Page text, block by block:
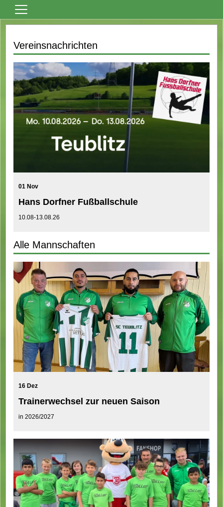
Vereinsnews
Fußball
Tanzsport
Billard
Über den Verein
Bilder
Terminkalender
Vereinsnachrichten
01 Nov
Hans Dorfner Fußballschule
10.08-13.08.26
Alle Mannschaften
16 Dez
Trainerwechsel zur neuen Saison
in 2026/2027